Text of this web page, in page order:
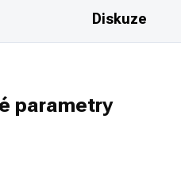
Diskuze
parametry